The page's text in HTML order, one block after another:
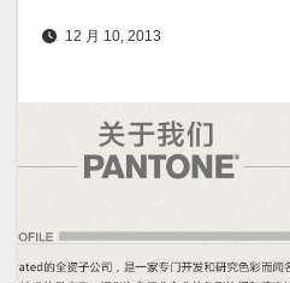
12 月 10, 2013